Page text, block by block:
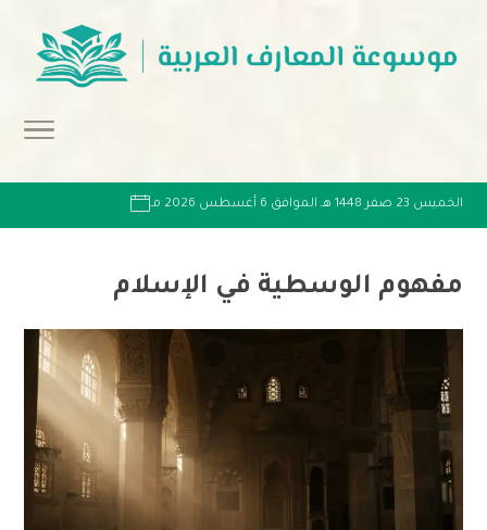
الخميس 23 صفر 1448 هـ الموافق 6 أغسطس 2026 مـ
مفهوم الوسطية في الإسلام